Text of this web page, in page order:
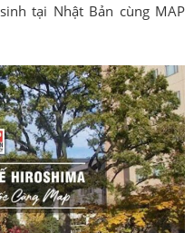
tại Nhật Bản cùng MAP